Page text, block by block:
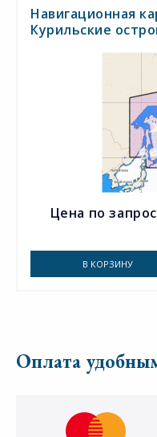
Навигационная
Курильские
Цена по
В КОРЗИНУ
Оплата